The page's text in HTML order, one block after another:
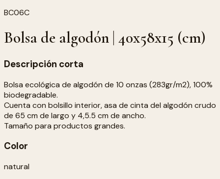
BC06C
Bolsa de algodón | 40x58x15 (cm)
Descripción corta
Bolsa ecológica de algodón de 10 onzas (283gr/m2), 100%
biodegradable.
Cuenta con bolsillo interior, asa de cinta del algodón crudo
de 65 cm de largo y 4,5.5 cm de ancho.
Tamaño para productos grandes.
Color
natural